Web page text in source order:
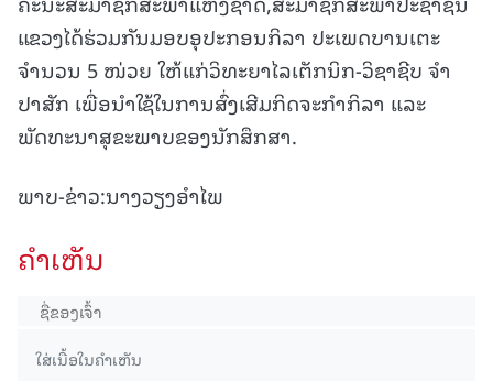
ແຂວງໄດ້ຮ່ວມກັນມອບອຸປະກອນກິລາ ປະເພດບານເຕະ
ຈຳນວນ 5 ໜ່ວຍ ໃຫ້ແກ່ວິທະຍາໄລເຕັກນິກ-ວິຊາຊີບ ຈຳ
ປາສັກ ເພື່ອນຳໃຊ້ໃນການສົ່ງເສີມກິດຈະກຳກິລາ ແລະ
ພັດທະນາສຸຂະພາບຂອງນັກສຶກສາ.
ພາບ-ຂ່າວ:ນາງວຽງອຳໄພ
ຄໍາເຫັນ